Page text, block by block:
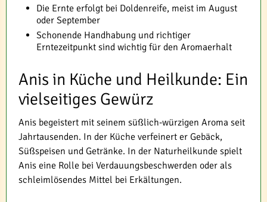
Die Ernte erfolgt bei Doldenreife, meist im August
oder September
Schonende Handhabung und richtiger
Erntezeitpunkt sind wichtig für den Aromaerhalt
Anis in Küche und Heilkunde: Ein
vielseitiges Gewürz
Anis begeistert mit seinem süßlich-würzigen Aroma seit
Jahrtausenden. In der Küche verfeinert er Gebäck,
Süßspeisen und Getränke. In der Naturheilkunde spielt
Anis eine Rolle bei Verdauungsbeschwerden oder als
schleimlösendes Mittel bei Erkältungen.